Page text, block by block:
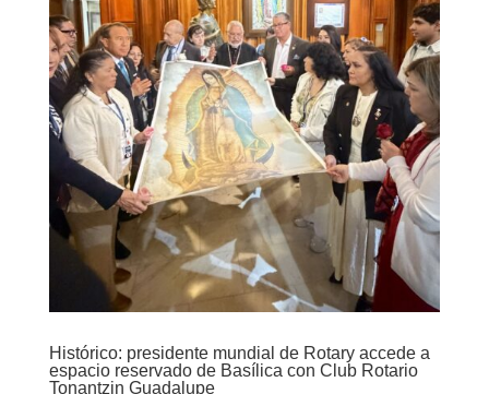
Histórico: presidente mundial de Rotary accede a
espacio reservado de Basílica con Club Rotario
Tonantzin Guadalupe